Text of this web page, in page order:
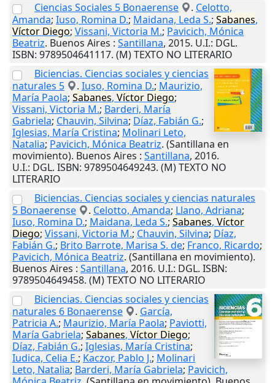
Ciencias Sociales 5 Bonaerense
. Celotto,
Amanda; Iuso, Romina D.; Maidana, Leda S.; Sabanes,
Víctor Diego; Vissani, Victoria M.; Pavicich, Mónica
Beatriz. Buenos Aires : Santillana, 2015. U.I.: DGL.
ISBN: 9789504641117. (M) TEXTO NO LITERARIO
Biciencias. Ciencias sociales y ciencias
naturales 5
. Iuso, Romina D.; Maurizio,
María Paola; Sabanes, Víctor Diego;
Vissani, Victoria M.; Barderi, María
Gabriela; Chauvin, Silvina; Díaz, Fabián G.;
Iglesias, María Cristina; Molinari Leto,
Natalia; Pavicich, Mónica Beatriz. (Santillana en
movimiento). Buenos Aires : Santillana, 2016.
U.I.: DGL. ISBN: 9789504649243. (M) TEXTO NO
LITERARIO
Biciencias. Ciencias sociales y ciencias naturales
5 Bonaerense
. Celotto, Amanda; Llano, Adriana;
Iuso, Romina D.; Maidana, Leda S.; Sabanes, Víctor
Diego; Vissani, Victoria M.; Chauvin, Silvina; Díaz,
Fabián G.; Brito Barrote, Marisa S. de; Franco, Ricardo;
Pavicich, Mónica Beatriz. (Santillana en movimiento).
Buenos Aires : Santillana, 2016. U.I.: DGL. ISBN:
9789504649458. (M) TEXTO NO LITERARIO
Biciencias. Ciencias sociales y ciencias
naturales 6 Bonaerense
. García,
Patricia A.; Maurizio, María Paola; Paviotti,
María Gabriela; Sabanes, Víctor Diego;
Díaz, Fabián G.; Iglesias, María Cristina;
Iudica, Celia E.; Kaczor, Pablo J.; Molinari
Leto, Natalia; Barderi, María Gabriela; Pavicich,